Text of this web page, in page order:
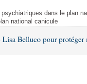
dans le plan
national canicule
Belluco pour protéger